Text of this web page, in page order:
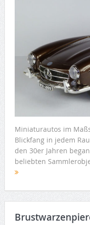
Miniaturautos im
Blickfang in jedem
den 30er Jahren
beliebten